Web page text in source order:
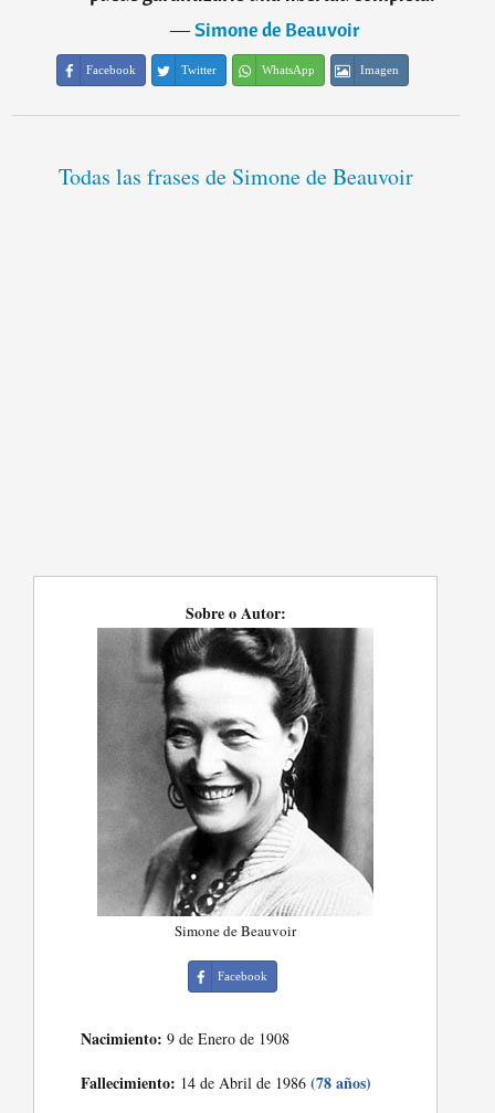
―Simone de Beauvoir
Facebook Twitter WhatsApp Imagen
Todas las frases de Simone de Beauvoir
Sobre o Autor:
Simone de Beauvoir
Facebook
Nacimiento: 9 de Enero de 1908
Fallecimiento: 14 de Abril de 1986(78 años)